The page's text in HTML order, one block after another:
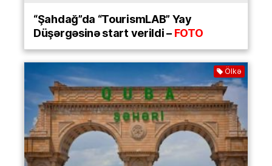
“Şahdağ”da “TourismLAB” Yay
Düşərgəsinə start verildi –FOTO
Ölkə